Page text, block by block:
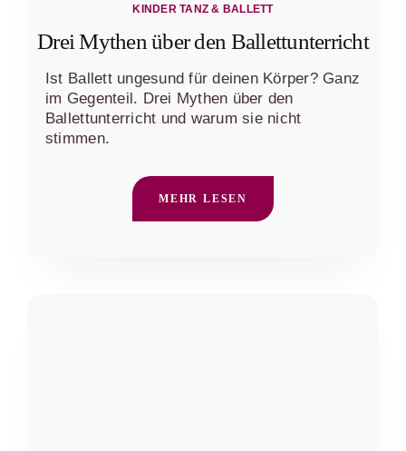
KINDER TANZ & BALLETT
Drei Mythen über den Ballettunterricht
Ist Ballett ungesund für deinen Körper? Ganz
im Gegenteil. Drei Mythen über den
Ballettunterricht und warum sie nicht
stimmen.
MEHR LESEN